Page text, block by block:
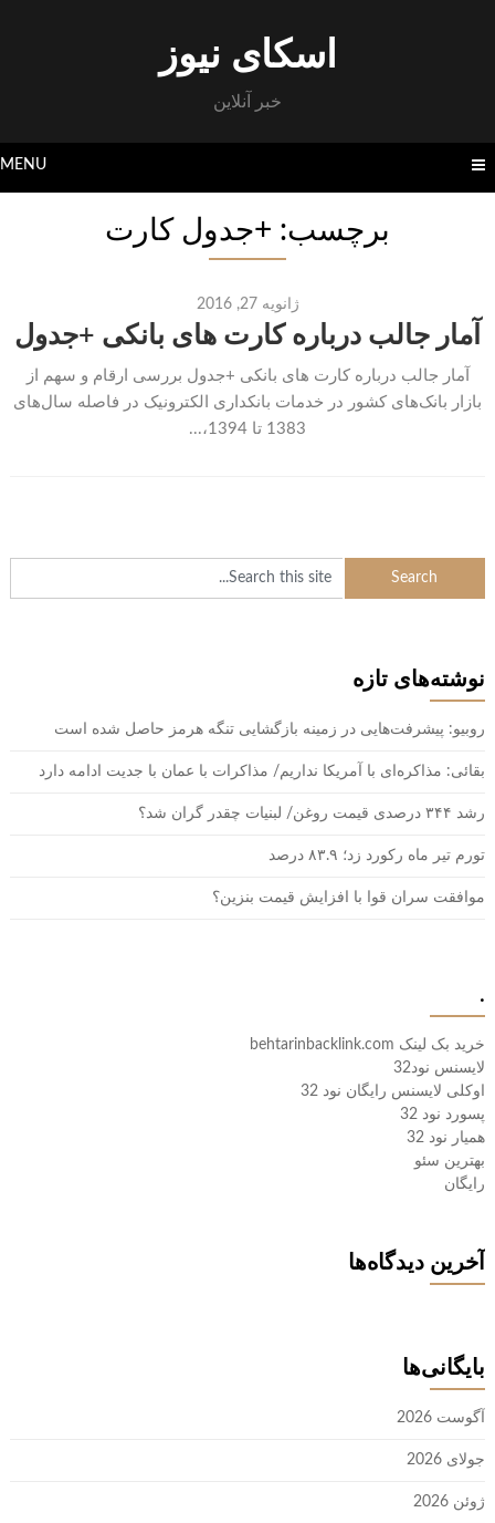
اسکای نیوز
خبر آنلاین
MENU
برچسب: +جدول کارت
ژانویه 27, 2016
آمار جالب درباره کارت های بانکی +جدول
آمار جالب درباره کارت های بانکی +جدول بررسی ارقام و سهم از
بازار بانک‌های کشور در خدمات بانکداری الکترونیک در فاصله سال‌های
1383 تا 1394،...
نوشته‌های تازه
روبیو: پیشرفت‌هایی در زمینه بازگشایی تنگه هرمز حاصل شده است
بقائی: مذاکره‌ای با آمریکا نداریم/ مذاکرات با عمان با جدیت ادامه دارد
رشد ۳۴۴ درصدی قیمت روغن/ لبنیات چقدر گران شد؟
تورم تیر ماه رکورد زد؛ ۸۳.۹ درصد
موافقت سران قوا با افزایش قیمت بنزین؟
.
خرید بک لینک behtarinbacklink.com
لایسنس نود32
اوکلی لایسنس رایگان نود 32
پسورد نود 32
همیار نود 32
بهترین سئو
رایگان
آخرین دیدگاه‌ها
بایگانی‌ها
آگوست 2026
جولای 2026
ژوئن 2026